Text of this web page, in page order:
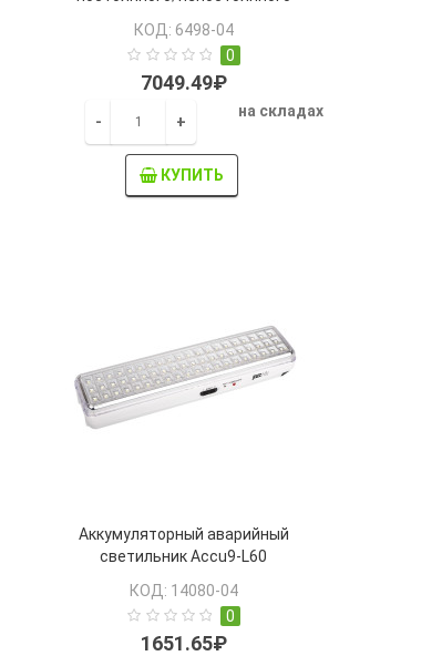
КОД: 6498-04
0
7049.49₽
- +
на складах
КУПИТЬ
Аккумуляторный аварийный
светильник Accu9-L60
КОД: 14080-04
0
1651.65₽